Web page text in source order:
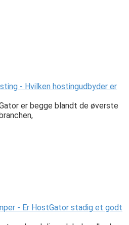
- Hvilken hostingudbyder er
er begge blandt de øverste
- Er HostGator stadig et godt